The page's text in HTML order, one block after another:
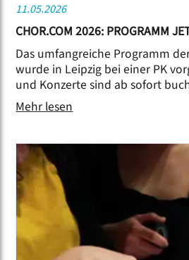
11.05.2026
CHOR.COM 2026: PROGRAMM
Das umfangreiche Programm
wurde in Leipzig bei einer PK
und Konzerte sind ab sofort
Mehr lesen